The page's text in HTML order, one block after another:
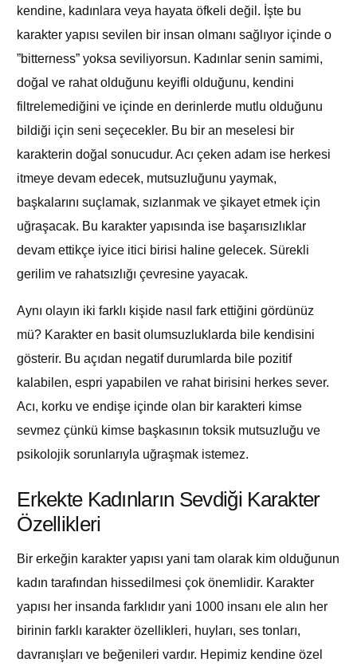
kendine, kadınlara veya hayata öfkeli değil. İşte bu
karakter yapısı sevilen bir insan olmanı sağlıyor içinde o
”bitterness” yoksa seviliyorsun. Kadınlar senin samimi,
doğal ve rahat olduğunu keyifli olduğunu, kendini
filtrelemediğini ve içinde en derinlerde mutlu olduğunu
bildiği için seni seçecekler. Bu bir an meselesi bir
karakterin doğal sonucudur. Acı çeken adam ise herkesi
itmeye devam edecek, mutsuzluğunu yaymak,
başkalarını suçlamak, sızlanmak ve şikayet etmek için
uğraşacak. Bu karakter yapısında ise başarısızlıklar
devam ettikçe iyice itici birisi haline gelecek. Sürekli
gerilim ve rahatsızlığı çevresine yayacak.
Aynı olayın iki farklı kişide nasıl fark ettiğini gördünüz
mü? Karakter en basit olumsuzluklarda bile kendisini
gösterir. Bu açıdan negatif durumlarda bile pozitif
kalabilen, espri yapabilen ve rahat birisini herkes sever.
Acı, korku ve endişe içinde olan bir karakteri kimse
sevmez çünkü kimse başkasının toksik mutsuzluğu ve
psikolojik sorunlarıyla uğraşmak istemez.
Erkekte Kadınların Sevdiği Karakter
Özellikleri
Bir erkeğin karakter yapısı yani tam olarak kim olduğunun
kadın tarafından hissedilmesi çok önemlidir. Karakter
yapısı her insanda farklıdır yani 1000 insanı ele alın her
birinin farklı karakter özellikleri, huyları, ses tonları,
davranışları ve beğenileri vardır. Hepimiz kendine özel